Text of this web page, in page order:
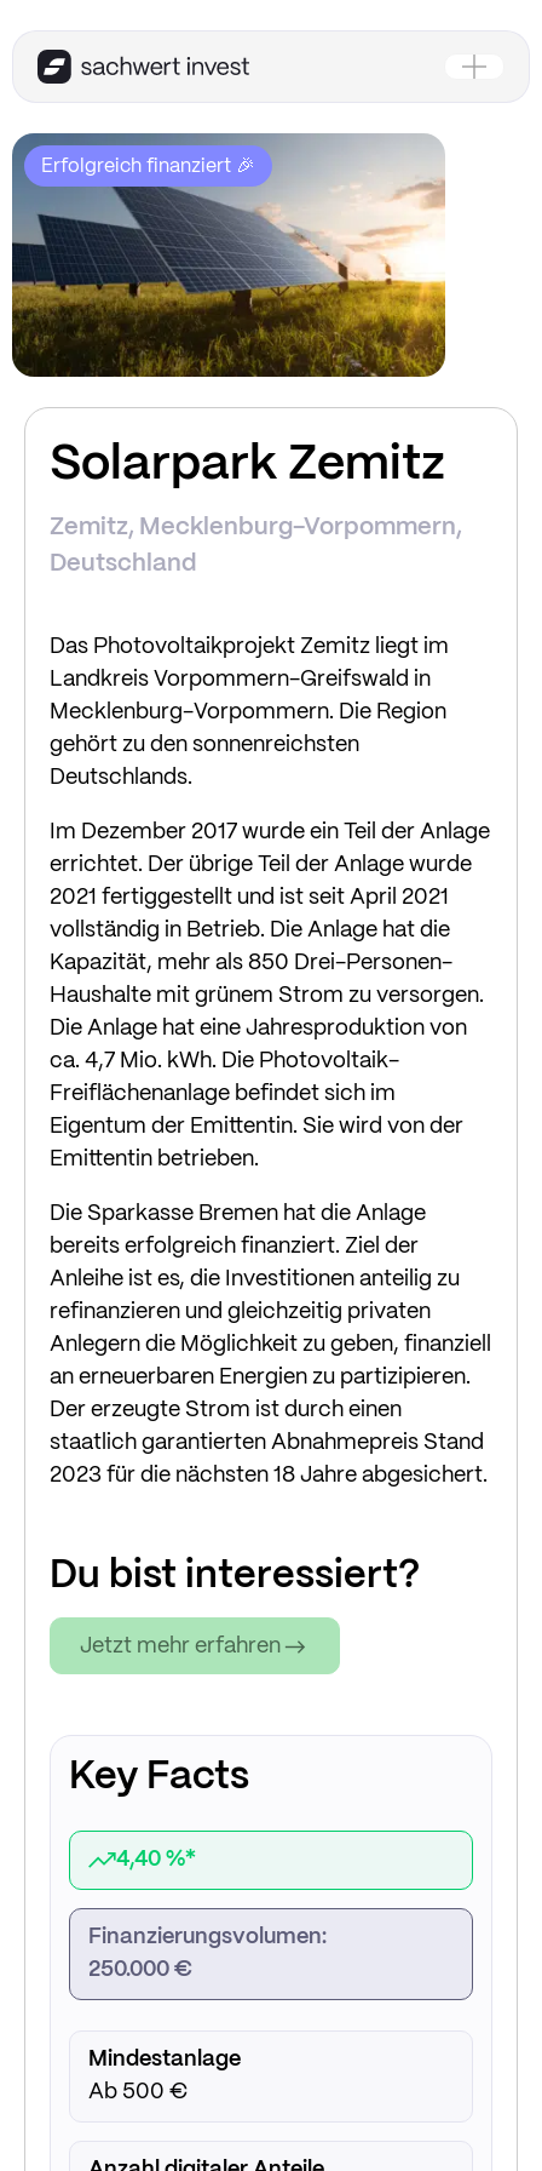
Erfolgreich finanziert 🎉
Solarpark Zemitz
Zemitz, Mecklenburg-Vorpommern,
Deutschland
Das Photovoltaikprojekt Zemitz liegt im
Landkreis Vorpommern-Greifswald in
Mecklenburg-Vorpommern. Die Region
gehört zu den sonnenreichsten
Deutschlands.
Im Dezember 2017 wurde ein Teil der Anlage
errichtet. Der übrige Teil der Anlage wurde
2021 fertiggestellt und ist seit April 2021
vollständig in Betrieb. Die Anlage hat die
Kapazität, mehr als 850 Drei-Personen-
Haushalte mit grünem Strom zu versorgen.
Die Anlage hat eine Jahresproduktion von
ca. 4,7 Mio. kWh. Die Photovoltaik-
Freiflächenanlage befindet sich im
Eigentum der Emittentin. Sie wird von der
Emittentin betrieben.
Die Sparkasse Bremen hat die Anlage
bereits erfolgreich finanziert. Ziel der
Anleihe ist es, die Investitionen anteilig zu
refinanzieren und gleichzeitig privaten
Anlegern die Möglichkeit zu geben, finanziell
an erneuerbaren Energien zu partizipieren.
Der erzeugte Strom ist durch einen
staatlich garantierten Abnahmepreis Stand
2023 für die nächsten 18 Jahre abgesichert.
Du bist interessiert?
Jetzt mehr erfahren
Key Facts
4,40 %*
Finanzierungsvolumen:
250.000 €
Mindestanlage
Ab 500 €